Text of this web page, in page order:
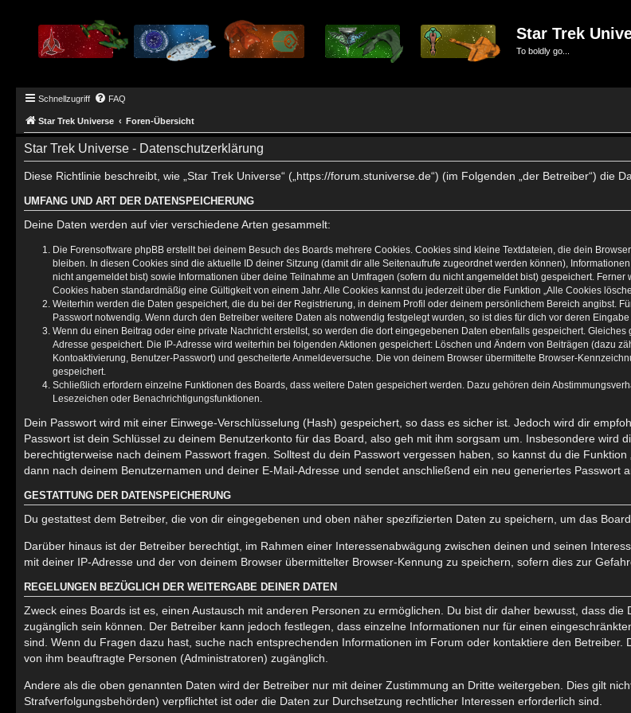
Star Trek
To boldly go...
Schnellzugriff FAQ
Star Trek Universe Foren-Übersicht
Star Trek Universe - Datenschutzerklärung
Diese Richtlinie beschreibt, wie „Star Trek Universe“ („https://forum.stuniverse.de“) (im Folgenden „der Betreiber“) die
UMFANG UND ART DER DATENSPEICHERUNG
Deine Daten werden auf vier verschiedene Arten gesammelt:
Die Forensoftware phpBB erstellt bei deinem Besuch des Boards mehrere Cookies. Cookies sind kleine Textdateien, die dein
bleiben. In diesen Cookies sind die aktuelle ID deiner Sitzung (damit dir alle Seitenaufrufe zugeordnet werden können),
nicht angemeldet bist) sowie Informationen über deine Teilnahme an Umfragen (sofern du nicht angemeldet bist) gespeichert.
Cookies haben standardmäßig eine Gültigkeit von einem Jahr. Alle Cookies kannst du jederzeit über die Funktion „Alle Cookies
Weiterhin werden die Daten gespeichert, die du bei der Registrierung, in deinem Profil oder deinem persönlichem Bereich angibst.
Passwort notwendig. Wenn durch den Betreiber weitere Daten als notwendig festgelegt wurden, so ist dies für dich vor deren
Wenn du einen Beitrag oder eine private Nachricht erstellst, so werden die dort eingegebenen Daten ebenfalls gespeichert.
Adresse gespeichert. Die IP-Adresse wird weiterhin bei folgenden Aktionen gespeichert: Löschen und Ändern von Beiträgen (dazu
Kontoaktivierung, Benutzer-Passwort) und gescheiterte Anmeldeversuche. Die von deinem Browser übermittelte Browser-
gespeichert.
Schließlich erfordern einzelne Funktionen des Boards, dass weitere Daten gespeichert werden. Dazu gehören dein
Lesezeichen oder Benachrichtigungsfunktionen.
Dein Passwort wird mit einer Einwege-Verschlüsselung (Hash) gespeichert, so dass es sicher ist. Jedoch wird dir
Passwort ist dein Schlüssel zu deinem Benutzerkonto für das Board, also geh mit ihm sorgsam um. Insbesondere wird
berechtigterweise nach deinem Passwort fragen. Solltest du dein Passwort vergessen haben, so kannst du die
dann nach deinem Benutzernamen und deiner E-Mail-Adresse und sendet anschließend ein neu generiertes Passwort
GESTATTUNG DER DATENSPEICHERUNG
Du gestattest dem Betreiber, die von dir eingegebenen und oben näher spezifizierten Daten zu speichern, um das
Darüber hinaus ist der Betreiber berechtigt, im Rahmen einer Interessenabwägung zwischen deinen und seinen
mit deiner IP-Adresse und der von deinem Browser übermittelter Browser-Kennung zu speichern, sofern dies zur
REGELUNGEN BEZÜGLICH DER WEITERGABE DEINER DATEN
Zweck eines Boards ist es, einen Austausch mit anderen Personen zu ermöglichen. Du bist dir daher bewusst, dass
zugänglich sein können. Der Betreiber kann jedoch festlegen, dass einzelne Informationen nur für einen
sind. Wenn du Fragen dazu hast, suche nach entsprechenden Informationen im Forum oder kontaktiere den
von ihm beauftragte Personen (Administratoren) zugänglich.
Andere als die oben genannten Daten wird der Betreiber nur mit deiner Zustimmung an Dritte weitergeben. Dies gilt
Strafverfolgungsbehörden) verpflichtet ist oder die Daten zur Durchsetzung rechtlicher Interessen erforderlich sind.